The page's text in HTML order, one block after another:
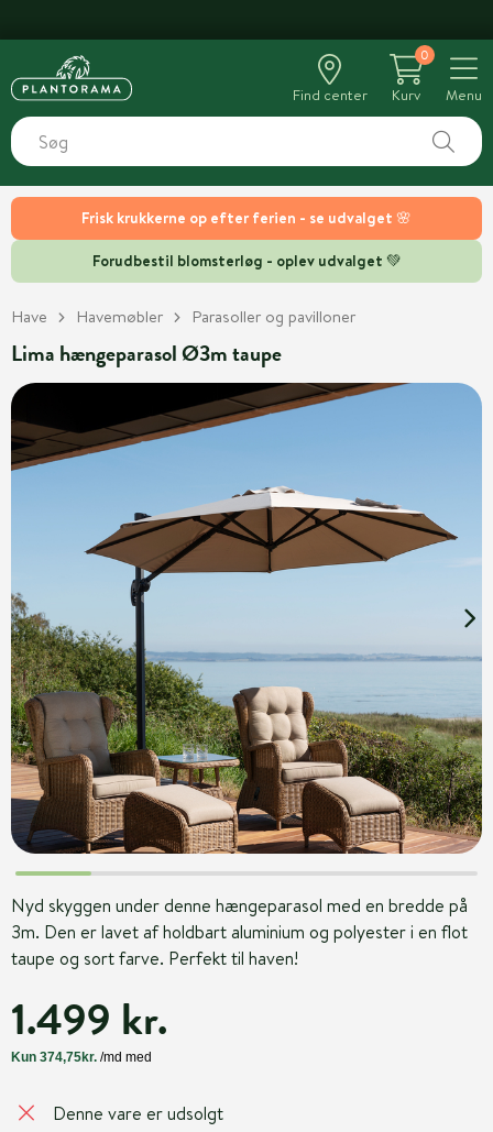
Frisk krukkerne op efter ferien - se udvalget 🌸
Forudbestil blomsterløg - oplev udvalget 💚
Find center
0
Kurv
Menu
Have Havemøbler Parasoller og pavilloner
Lima hængeparasol Ø3m taupe
Nyd skyggen under denne hængeparasol med en bredde på
3m. Den er lavet af holdbart aluminium og polyester i en flot
taupe og sort farve. Perfekt til haven!
1.499 kr.
Denne vare er udsolgt